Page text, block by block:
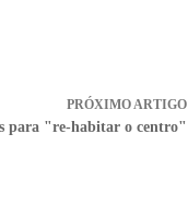
PRÓXIMOARTIGO
para "re-habitar o centro"